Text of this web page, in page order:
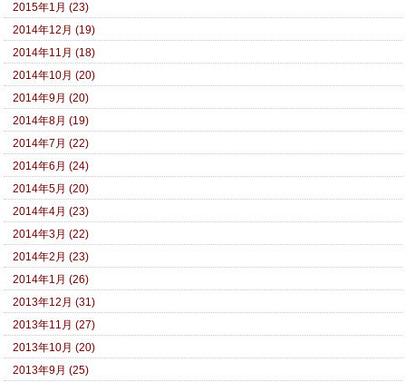
2015年1月 (23)
2014年12月 (19)
2014年11月 (18)
2014年10月 (20)
2014年9月 (20)
2014年8月 (19)
2014年7月 (22)
2014年6月 (24)
2014年5月 (20)
2014年4月 (23)
2014年3月 (22)
2014年2月 (23)
2014年1月 (26)
2013年12月 (31)
2013年11月 (27)
2013年10月 (20)
2013年9月 (25)